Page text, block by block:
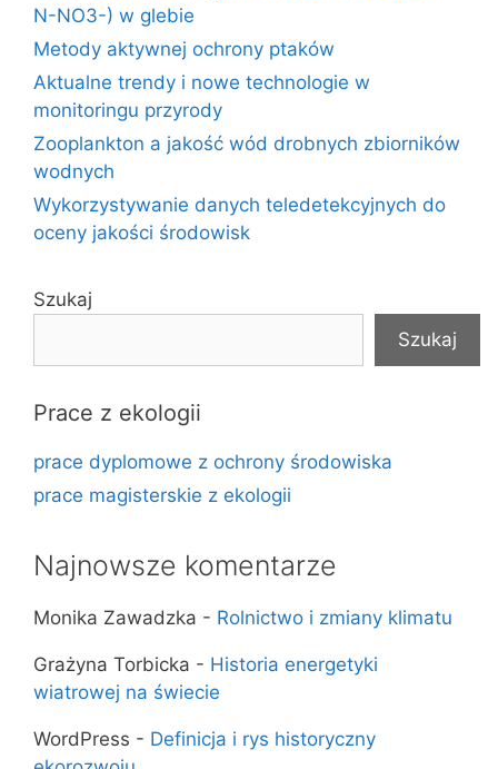
N-NO3-) w glebie
Metody aktywnej ochrony ptaków
Aktualne trendy i nowe technologie w
monitoringu przyrody
Zooplankton a jakość wód drobnych zbiorników
wodnych
Wykorzystywanie danych teledetekcyjnych do
oceny jakości środowisk
Szukaj
Szukaj
Prace z ekologii
prace dyplomowe z ochrony środowiska
prace magisterskie z ekologii
Najnowsze komentarze
Monika Zawadzka - Rolnictwo i zmiany klimatu
Grażyna Torbicka - Historia energetyki
wiatrowej na świecie
WordPress - Definicja i rys historyczny